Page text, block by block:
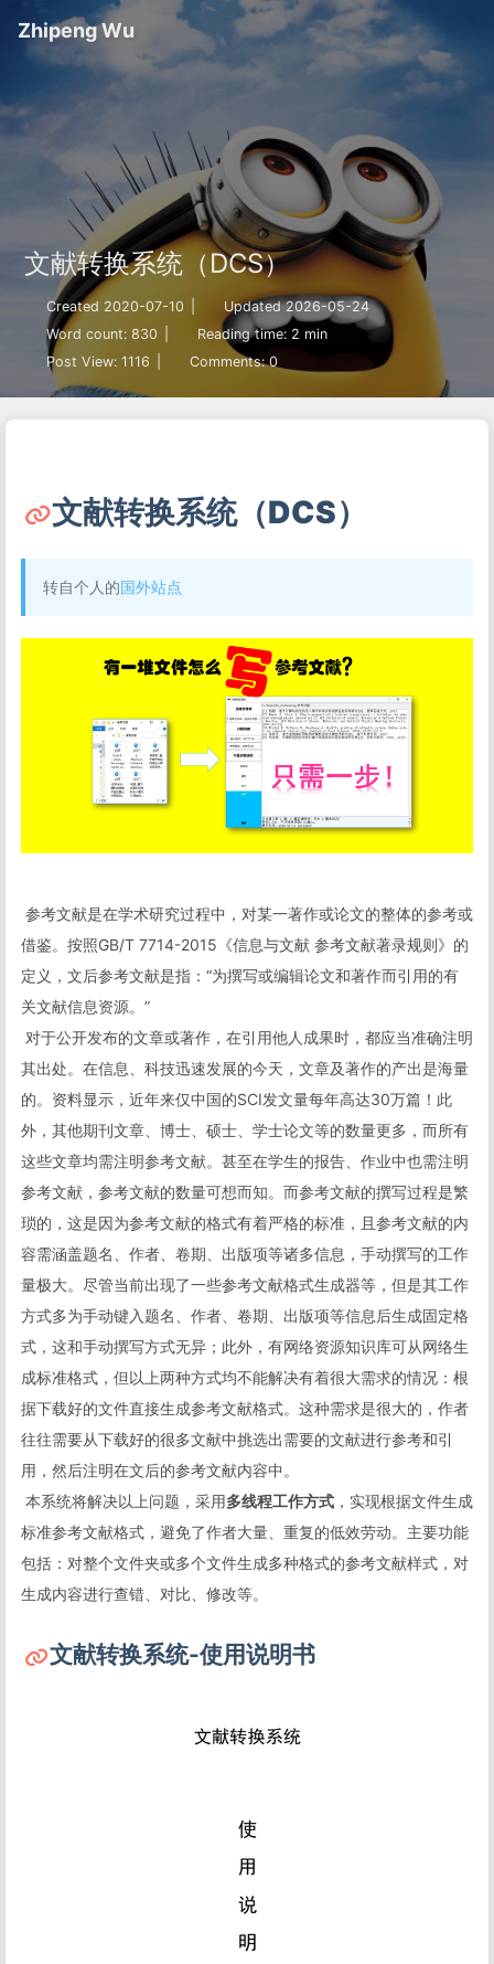
Zhipeng Wu
文献转换系统（DCS）
Created 2020-07-10
Updated 2026-05-24
Word count: 830
Reading time: 2 min
Post View: 1116 Comments: 0
文献转换系统（DCS）
转自个人的国外站点
​ 参考文献是在学术研究过程中，对某一著作或论文的整体的参考或
借鉴。按照GB/T 7714-2015《信息与文献 参考文献著录规则》的
定义，文后参考文献是指：“为撰写或编辑论文和著作而引用的有
关文献信息资源。”
​ 对于公开发布的文章或著作，在引用他人成果时，都应当准确注明
其出处。在信息、科技迅速发展的今天，文章及著作的产出是海量
的。资料显示，近年来仅中国的SCI发文量每年高达30万篇！此
外，其他期刊文章、博士、硕士、学士论文等的数量更多，而所有
这些文章均需注明参考文献。甚至在学生的报告、作业中也需注明
参考文献，参考文献的数量可想而知。而参考文献的撰写过程是繁
琐的，这是因为参考文献的格式有着严格的标准，且参考文献的内
容需涵盖题名、作者、卷期、出版项等诸多信息，手动撰写的工作
量极大。尽管当前出现了一些参考文献格式生成器等，但是其工作
方式多为手动键入题名、作者、卷期、出版项等信息后生成固定格
式，这和手动撰写方式无异；此外，有网络资源知识库可从网络生
成标准格式，但以上两种方式均不能解决有着很大需求的情况：根
据下载好的文件直接生成参考文献格式。这种需求是很大的，作者
往往需要从下载好的很多文献中挑选出需要的文献进行参考和引
用，然后注明在文后的参考文献内容中。
​ 本系统将解决以上问题，采用多线程工作方式 ，实现根据文件生成
标准参考文献格式，避免了作者大量、重复的低效劳动。主要功能
包括：对整个文件夹或多个文件生成多种格式的参考文献样式，对
生成内容进行查错、对比、修改等。
文献转换系统-使用说明书